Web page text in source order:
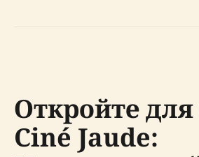
Откройте для
Ciné Jaude: